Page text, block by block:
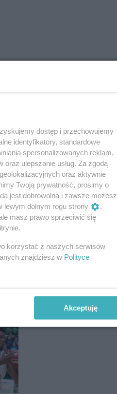
na
dostęp i przechowujemy
identyfikatory, standardowe
spersonalizowanych reklam,
ulepszanie usług. Za zgodą
oraz aktywnie
Twoją prywatność, prosimy o
jest dobrowolna i zawsze możesz
lewym dolnym rogu strony
.
masz prawo sprzeciwić się
korzystać z naszych serwisów
znajdziesz w Polityce
Akceptuję